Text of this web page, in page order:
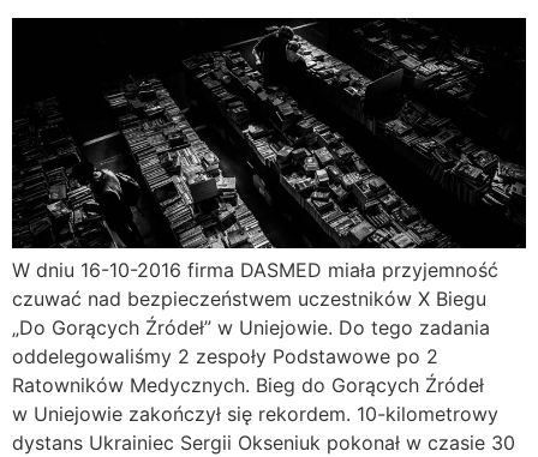
W dniu 16-10-2016 firma DASMED miała przyjemność
czuwać nad bezpieczeństwem uczestników X Biegu
„Do Gorących Źródeł” w Uniejowie. Do tego zadania
oddelegowaliśmy 2 zespoły Podstawowe po 2
Ratowników Medycznych. Bieg do Gorących Źródeł
w Uniejowie zakończył się rekordem. 10-kilometrowy
dystans Ukrainiec Sergii Okseniuk pokonał w czasie 30